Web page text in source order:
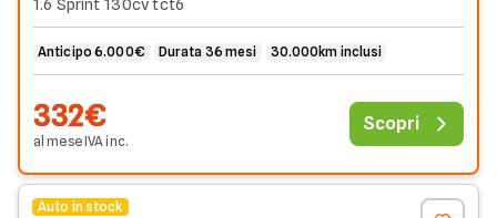
1.6 Sprint 130cv tct6
Anticipo 6.000€ Durata 36 mesi 30.000km inclusi
332€
al meseIVAinc.
Scopri
Auto in stock